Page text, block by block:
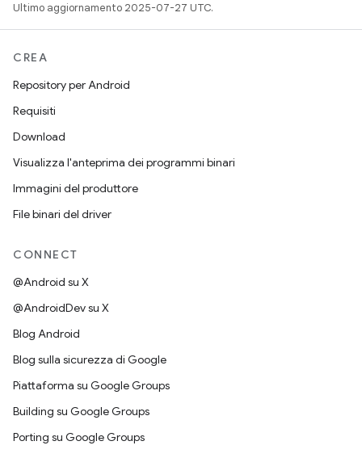
Ultimo aggiornamento 2025-07-27 UTC.
CREA
Repository per Android
Requisiti
Download
Visualizza l'anteprima dei programmi binari
Immagini del produttore
File binari del driver
CONNECT
@Android su X
@AndroidDev su X
Blog Android
Blog sulla sicurezza di Google
Piattaforma su Google Groups
Building su Google Groups
Porting su Google Groups